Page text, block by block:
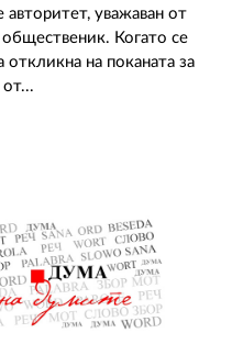
авторитет, уважаван от
Когато се
откликна на поканата за